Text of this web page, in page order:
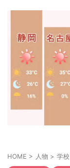
HOME > 人物 > 学